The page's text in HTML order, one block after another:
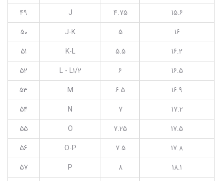
15.6
4.75
J
49
16
5
J-K
50
16.2
5.5
K-L
51
16.5
6
L - L1/2
52
16.9
6.5
M
53
17.2
7
N
54
17.5
7.25
O
55
17.8
7.5
O-P
56
18.1
8
P
57